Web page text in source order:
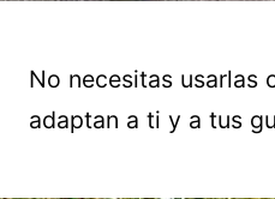
No necesitas usarlas
adaptan a ti y a tus